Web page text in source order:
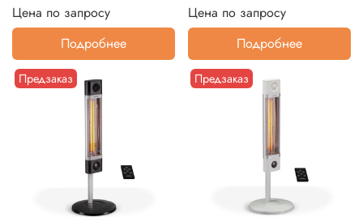
Цена по запросу
Подробнее
Цена по запросу
Подробнее
Предзаказ Предзаказ